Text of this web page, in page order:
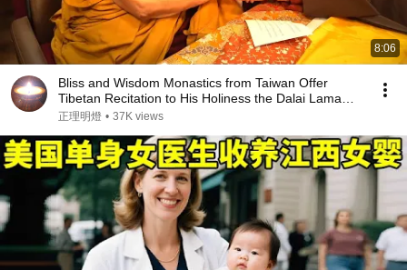
8:06
Bliss and Wisdom Monastics from Taiwan Offer
Tibetan Recitation to His Holiness the Dalai Lama｜
CC
正理明燈 • 37K views